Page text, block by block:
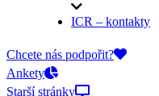
ICR – kontakty
On-line přihlášky
Chcete nás podpořit?
Ankety
Starší stránky